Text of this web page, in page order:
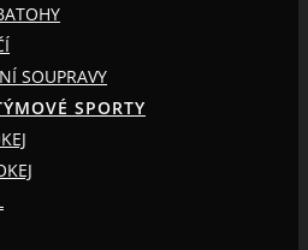
SOUPRAVY
SPORTY